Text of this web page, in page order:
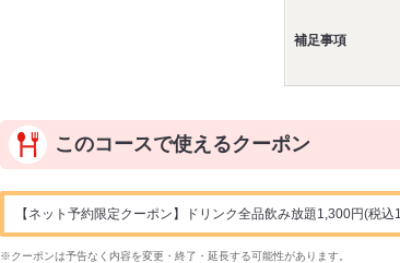
補足事項
このコースで使えるクーポン
【ネット予約限定クーポン】ドリンク全品飲み放題1,300円(税
※クーポンは予告なく内容を変更・終了・延長する可能性があります。